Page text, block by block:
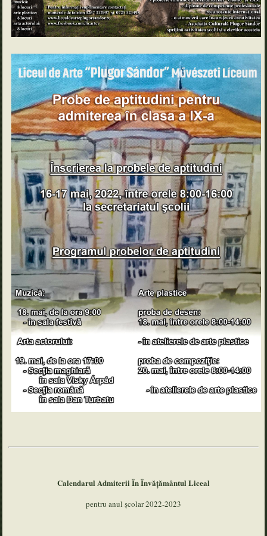
Calendarul Admiterii În Învățământul Liceal
pentru anul școlar 2022-2023